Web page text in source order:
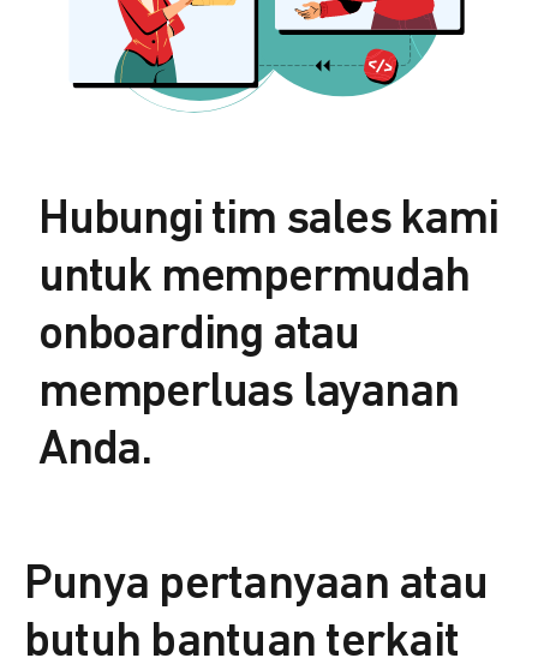
Hubungi tim sales kami
untuk mempermudah
onboarding atau
memperluas layanan
Anda.
Punya pertanyaan atau
butuh bantuan terkait